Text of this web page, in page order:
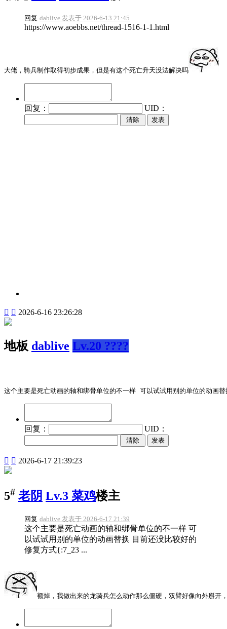
回复 dablive 发表于 2026-6-13 21:45
https://www.aoebbs.net/thread-1516-1-1.html
大佬，骑兵制作取得初步成果，但是有这个死亡升天没法解决吗
回复： UID：
发表
  2026-6-16 23:26:28
地板 dablive Lv.20 ????
这个主要是死亡动画的轴和绑骨单位的不一样 可以试试用别的单位的动画
回复： UID：
发表
  2026-6-17 21:39:23
5# 老阴 Lv.3 菜鸡楼主
回复 dablive 发表于 2026-6-17 21:39
这个主要是死亡动画的轴和绑骨单位的不一样 可
以试试用别的单位的动画替换 目前还没比较好的
修复方式{:7_23 ...
额焯，我做出来的龙骑兵怎么动作那么僵硬，双臂好像向外掰开